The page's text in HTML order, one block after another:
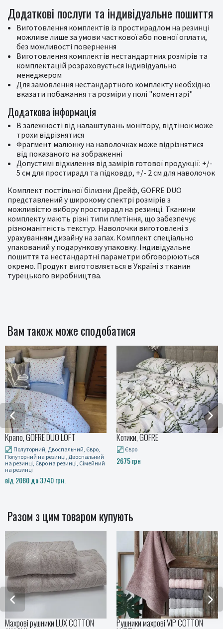
Додаткові послуги та індивідуальне пошиття
Виготовлення комплектів із простирадлом на резинці
можливе лише за умови часткової або повної оплати,
без можливості повернення
Виготовлення комплектів нестандартних розмірів та
комплектацій розраховується індивідуально
менеджером
Для замовлення нестандартного комплекту необхідно
вказати побажання та розміри у полі "коментарі"
Додаткова інформація
В залежності від налаштувань монітору, відтінок може
трохи відрізнятися
Фрагмент малюнку на наволочках може відрізнятися
від показаного на зображенні
Допустимі відхилення від замірів готової продукції: +/-
5 см для простирадл та підковдр, +/- 2 см для наволочок
Комплект постільної білизни Дрейф, GOFRE DUO
представлений у широкому спектрі розмірів з
можливістю вибору простирадл на резинці. Тканини
комплекту мають різні типи плетіння, що забезпечує
різноманітність текстур. Наволочки виготовлені з
урахуванням дизайну на запах. Комплект спеціально
упакований у подарункову упаковку. Індивідуальне
пошиття та нестандартні параметри обговорюються
окремо. Продукт виготовляється в Україні з тканин
турецького виробництва.
Вам також може сподобатися
Євро,
Сімейний
Котики, GOFRE
Євро
2675 грн
Оливкове гілля, GOFRE
Разом з цим товаром купують
LUX COTTON Рушники махрові VIP COTTON Рушники